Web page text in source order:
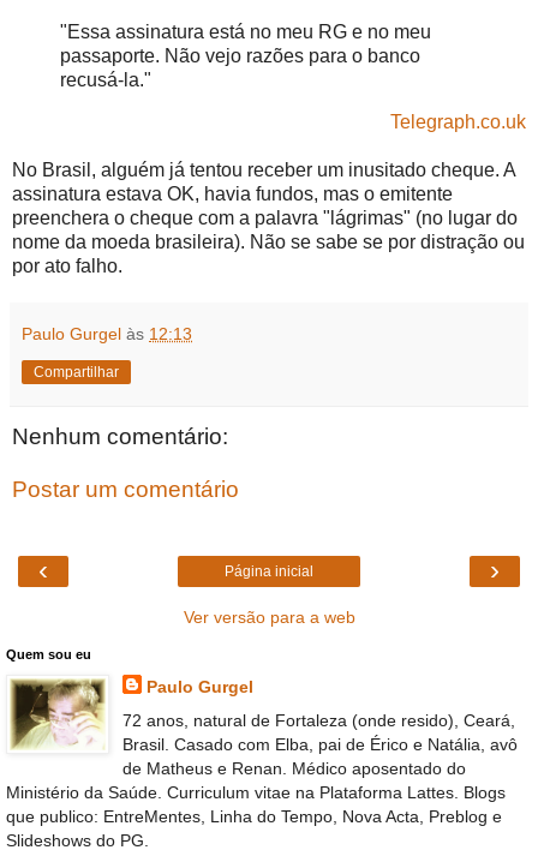
"Essa assinatura está no meu RG e no meu
passaporte. Não vejo razões para o banco
recusá-la."
Telegraph.co.uk
No Brasil, alguém já tentou receber um inusitado cheque. A
assinatura estava OK, havia fundos, mas o emitente
preenchera o cheque com a palavra "lágrimas" (no lugar do
nome da moeda brasileira). Não se sabe se por distração ou
por ato falho.
Paulo Gurgel às 12:13
Compartilhar
Nenhum comentário:
Postar um comentário
‹ ›
Página inicial
Ver versão para a web
Quem sou eu
Paulo Gurgel
72 anos, natural de Fortaleza (onde resido), Ceará,
Brasil. Casado com Elba, pai de Érico e Natália, avô
de Matheus e Renan. Médico aposentado do
Ministério da Saúde. Curriculum vitae na Plataforma Lattes. Blogs
que publico: EntreMentes, Linha do Tempo, Nova Acta, Preblog e
Slideshows do PG.